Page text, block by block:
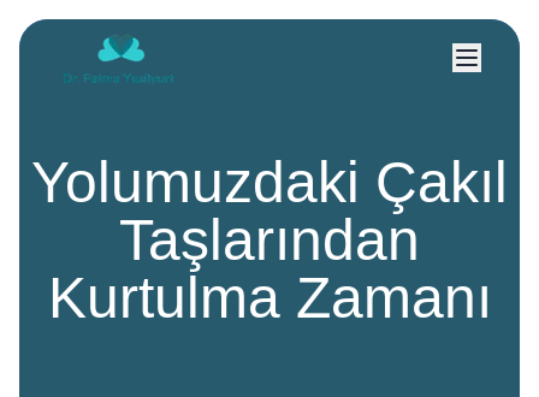
Yolumuzdaki Çakıl
Taşlarından
Kurtulma Zamanı